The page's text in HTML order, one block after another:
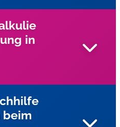
und Umgebung
Schüler zu Hause an
in
mit Lese-
beim